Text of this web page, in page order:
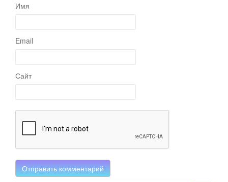
Имя
Email
Сайт